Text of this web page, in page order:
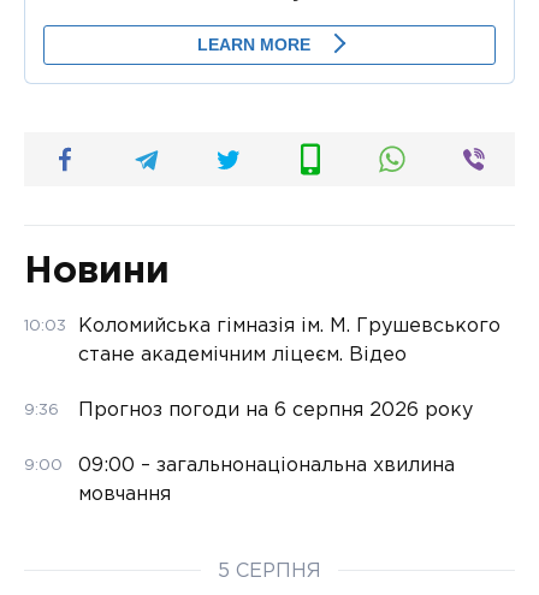
Новини
10:03
Коломийська гімназія ім. М. Грушевського
стане академічним ліцеєм. Відео
9:36 Прогноз погоди на 6 серпня 2026 року
9:00
09:00 – загальнонаціональна хвилина
мовчання
5 СЕРПНЯ